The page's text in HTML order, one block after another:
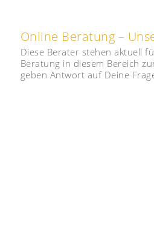
Online Beratung –
Diese Berater stehen aktuell
Beratung in diesem Bereich
geben Antwort auf Deine